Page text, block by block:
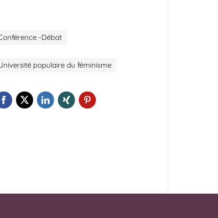
-Débat
populaire du féminisme